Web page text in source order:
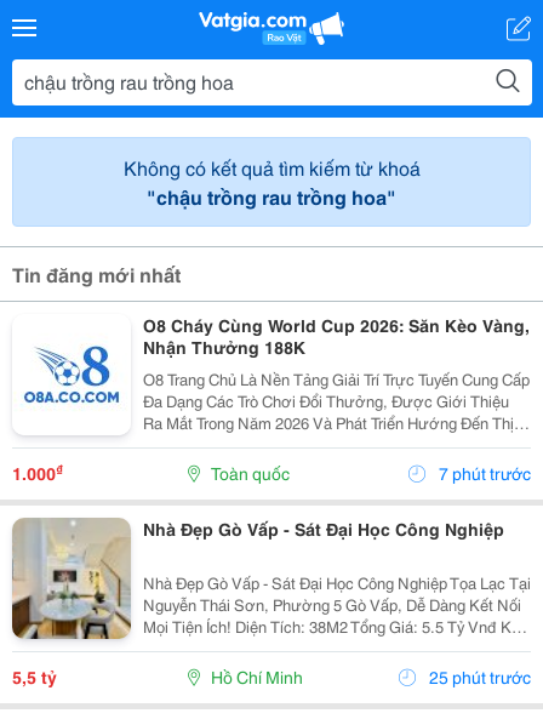
Không có kết quả tìm kiếm từ khoá
"chậu trồng rau trồng hoa"
Tin đăng mới nhất
O8 Cháy Cùng World Cup 2026: Săn Kèo Vàng,
Nhận Thưởng 188K
O8 Trang Chủ Là Nền Tảng Giải Trí Trực Tuyến Cung Cấp
Đa Dạng Các Trò Chơi Đổi Thưởng, Được Giới Thiệu
Ra Mắt Trong Năm 2026 Và Phát Triển Hướng Đến Thị
Trường Châu Á. Theo Thông Tin Từ Nền Tảng, O8 Hoạt
Động Theo Các Tiêu Chuẩn Áp Dụng Trong Lĩnh...
1.000₫ Toàn quốc 7 phút trước
Nhà Đẹp Gò Vấp - Sát Đại Học Công Nghiệp
Nhà Đẹp Gò Vấp - Sát Đại Học Công Nghiệp Tọa Lạc Tại
Nguyễn Thái Sơn, Phường 5 Gò Vấp, Dễ Dàng Kết Nối
Mọi Tiện Ích! Diện Tích: 38M2 Tổng Giá: 5.5 Tỷ Vnđ Kết
Cấu: Nhà 1 Trệt 2 Lầu Kiên Cố, 3Pn, 3Wc, Ban Công,
Sân Thượng Thoáng Mát, Sẵn Sàng Dọn...
5,5 tỷ Hồ Chí Minh 25 phút trước